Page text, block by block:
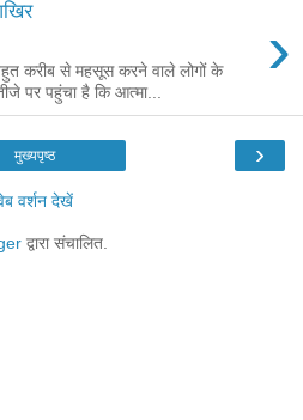
›
करीब से महसूस करने वाले लोगों के
पर पहुंचा है कि आत्मा...
›
मुख्यपृष्ठ
वर्शन देखें
द्वारा संचालित.